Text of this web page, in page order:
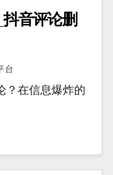
音评论删
台
？在信息爆炸的